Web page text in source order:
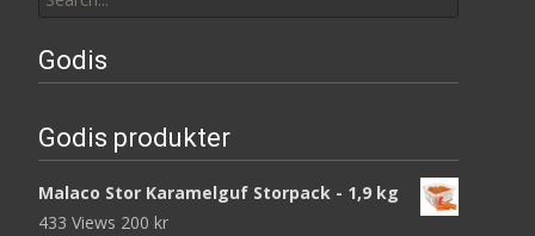
for:
Godis
Godis produkter
Malaco Stor Karamelguf Storpack - 1,9 kg
433 Views 200 kr